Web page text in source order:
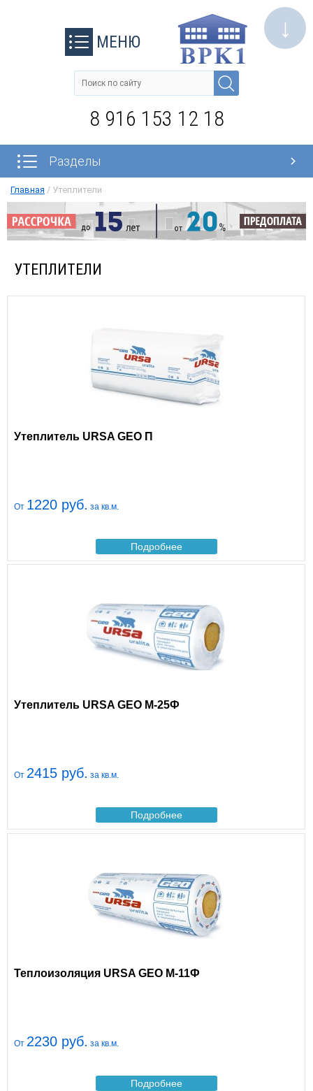
↓
МЕНЮ
8 916 153 12 18
Разделы
Главная / Утеплители
УТЕПЛИТЕЛИ
Утеплитель URSA GEO П
От 1220 руб. за кв.м.
Подробнее
Утеплитель URSA GEO М-25Ф
От 2415 руб. за кв.м.
Подробнее
Теплоизоляция URSA GEO М-11Ф
От 2230 руб. за кв.м.
Подробнее